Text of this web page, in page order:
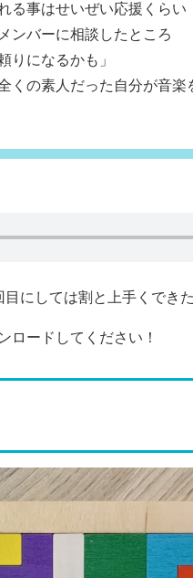
る事はせいぜい応援くらい
ンバーに相談したところ
りになるかも」
くの素人だった自分が音楽
にしては割と上手くでき
ロードしてください！